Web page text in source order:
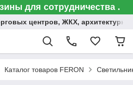
для сотрудничества .
центров, ЖКХ,
Каталог товаров FERON